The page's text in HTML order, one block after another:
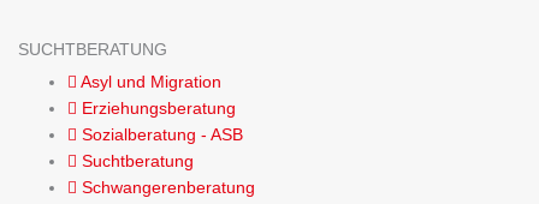
SUCHTBERATUNG
Asyl und Migration
Erziehungsberatung
Sozialberatung - ASB
Suchtberatung
Schwangerenberatung